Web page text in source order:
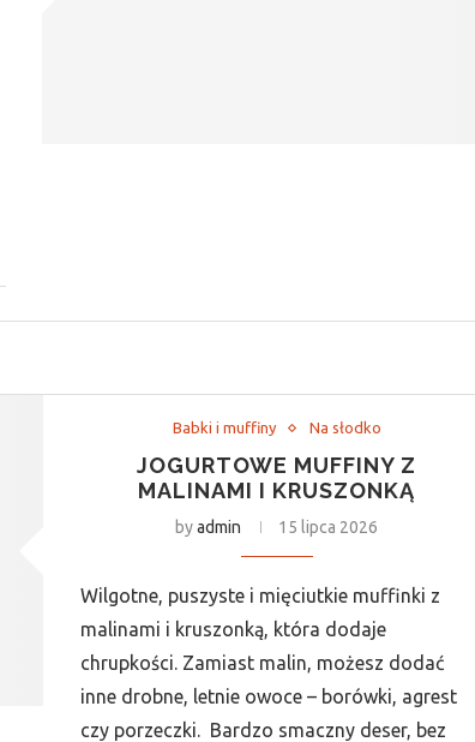
Babki i muffiny Na słodko
JOGURTOWE MUFFINY Z
MALINAMI I KRUSZONKĄ
byadmin 15 lipca 2026
Wilgotne, puszyste i mięciutkie muffinki z
malinami i kruszonką, która dodaje
chrupkości. Zamiast malin, możesz dodać
inne drobne, letnie owoce – borówki, agrest
czy porzeczki. Bardzo smaczny deser, bez